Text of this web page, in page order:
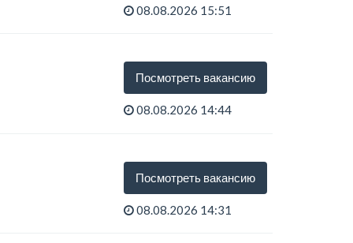
08.08.2026 15:51
Посмотреть вакансию
08.08.2026 14:44
Посмотреть вакансию
08.08.2026 14:31